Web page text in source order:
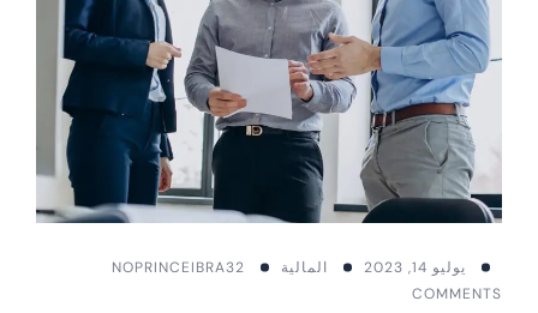
يوليو 14, 2023 المالية PRINCEIBRA32
NO
COMMENTS